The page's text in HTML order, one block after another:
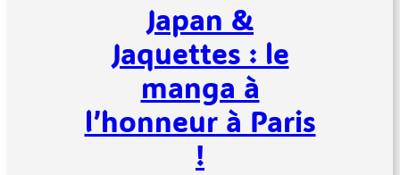
Japan &
Jaquettes : le
manga à
l’honneur à Paris
!